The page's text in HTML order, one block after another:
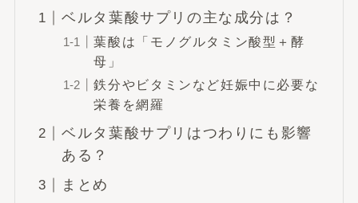
ベルタ葉酸サプリの主な成分は？
葉酸は「モノグルタミン酸型＋酵
母」
鉄分やビタミンなど妊娠中に必要な
栄養を網羅
ベルタ葉酸サプリはつわりにも影響
ある？
まとめ